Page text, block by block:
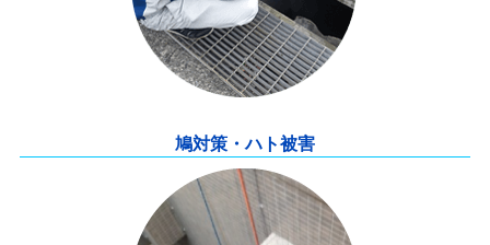
鳩対策・ハト被害